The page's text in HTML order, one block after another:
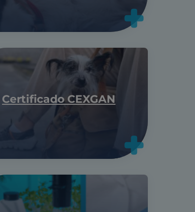
Certificado CEXGAN